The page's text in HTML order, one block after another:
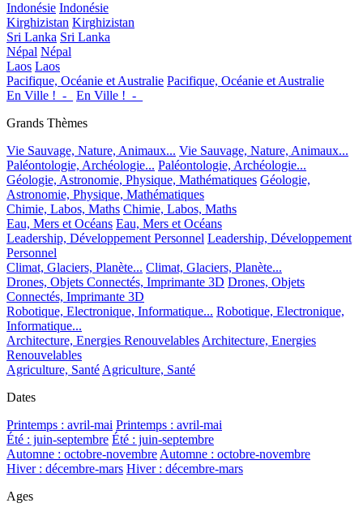
Indonésie Indonésie
Kirghizistan Kirghizistan
Sri Lanka Sri Lanka
Népal Népal
Laos Laos
Pacifique, Océanie et Australie Pacifique, Océanie et Australie
En Ville !_-_
En Ville !_-_
Grands Thèmes
Vie Sauvage, Nature, Animaux... Vie Sauvage, Nature, Animaux...
Paléontologie, Archéologie... Paléontologie, Archéologie...
Géologie, Astronomie, Physique, Mathématiques Géologie,
Astronomie, Physique, Mathématiques
Chimie, Labos, Maths Chimie, Labos, Maths
Eau, Mers et Océans Eau, Mers et Océans
Leadership, Développement Personnel Leadership, Développement
Personnel
Climat, Glaciers, Planète... Climat, Glaciers, Planète...
Drones, Objets Connectés, Imprimante 3D Drones, Objets
Connectés, Imprimante 3D
Robotique, Electronique, Informatique... Robotique, Electronique,
Informatique...
Architecture, Energies RenouvelablesArchitecture, Energies
Renouvelables
Agriculture, SantéAgriculture, Santé
Dates
Printemps : avril-mai Printemps : avril-mai
Été : juin-septembre Été : juin-septembre
Automne : octobre-novembreAutomne : octobre-novembre
Hiver : décembre-mars Hiver : décembre-mars
Ages